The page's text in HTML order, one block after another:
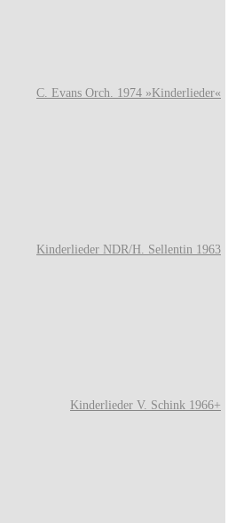
C. Evans Orch. 1974 »Kinderlieder«
Kinderlieder NDR/H. Sellentin 1963
Kinderlieder V. Schink 1966+